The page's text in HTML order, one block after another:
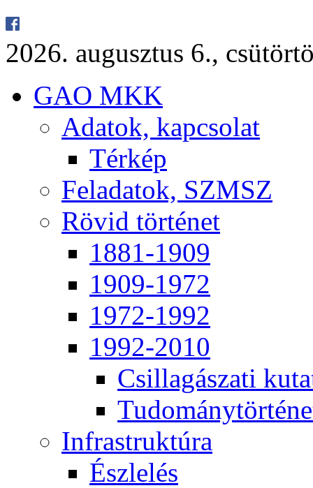
2026. au­gusz­tus 6.,
GAO MKK
Ada­tok, kap­cso­lat
Tér­kép
Fel­ada­tok, SZMSZ
Rö­vid tör­té­net
1881-1909
1909-1972
1972-1992
1992-2010
Csil­la­gá­sza­ti
Inf­ra­struk­tú­ra
Ész­le­lés